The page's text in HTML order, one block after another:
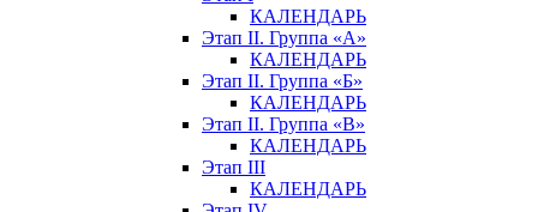
КАЛЕНДАРЬ
Этап II. Группа «А»
КАЛЕНДАРЬ
Этап II. Группа «Б»
КАЛЕНДАРЬ
Этап II. Группа «В»
КАЛЕНДАРЬ
Этап III
КАЛЕНДАРЬ